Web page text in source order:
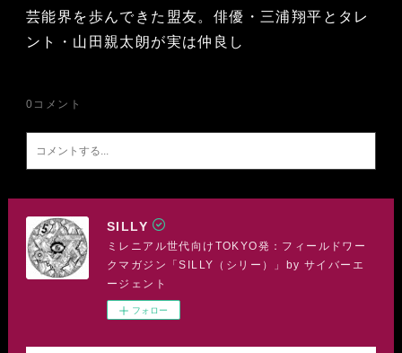
芸能界を歩んできた盟友。俳優・三浦翔平とタレ
ント・山田親太朗が実は仲良し
0 コメント
SILLY
ミレニアル世代向けTOKYO発：フィールドワー
クマガジン「SILLY（シリー）」by サイバーエ
ージェント
フォロー